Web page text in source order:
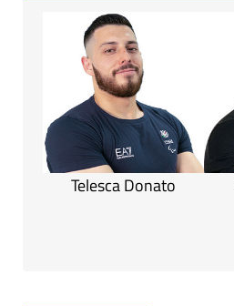
Telesca Donato